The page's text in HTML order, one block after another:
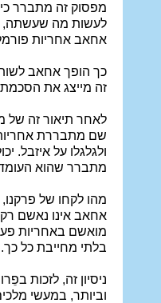
מפסוק זה מתברר
לעשות מה שעשתה,
אחאב אחריות
כך הופך אחאב
זה מייצג את
לאחר תיאור זה של
שם מתבררת
ולגלגלו על
מתברר שהוא
מהו לקחו של
אחאב אינו נאשם
מואשם באחריות
בלתי מחייבת כל כך.
ניסיון זה, לזכות
וביותר, במעשי